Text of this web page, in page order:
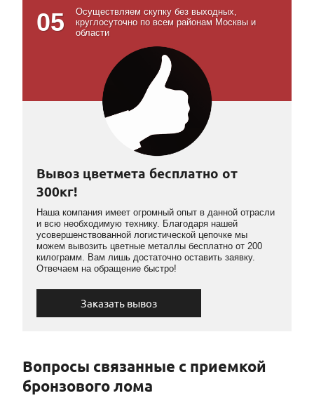
05
Осуществляем скупку без выходных,
круглосуточно по всем районам Москвы и
области
Вывоз цветмета бесплатно от
300кг!
Наша компания имеет огромный опыт в данной отрасли
и всю необходимую технику. Благодаря нашей
усовершенствованной логистической цепочке мы
можем вывозить цветные металлы бесплатно от 200
килограмм. Вам лишь достаточно оставить заявку.
Отвечаем на обращение быстро!
Заказать вывоз
Вопросы связанные с приемкой
бронзового лома